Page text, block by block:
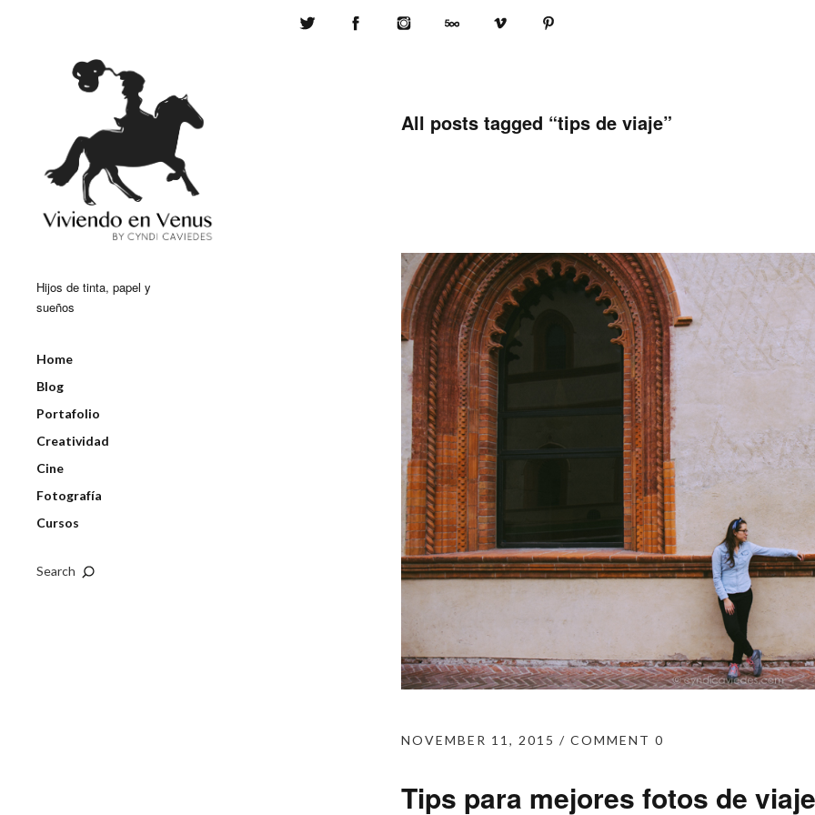
Hijos de tinta, papel y
sueños
Home
Blog
Portafolio
Creatividad
Cine
Fotografía
Cursos
Search
All posts tagged “tips de viaje”
NOVEMBER 11, 2015 COMMENT 0
Tips para mejores fotos de